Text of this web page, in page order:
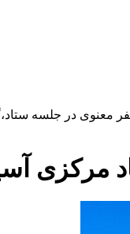
معنوی در جلسه
مرکزی